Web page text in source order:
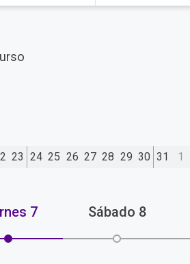
23 24 25 26 27 28 29 30 31 1
7 Sábado 8